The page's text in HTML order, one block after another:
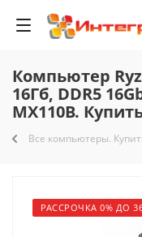
Компьютер
16Гб, DDR5
MX110B.
Все компьютеры.
РАССРОЧКА 0% ДО